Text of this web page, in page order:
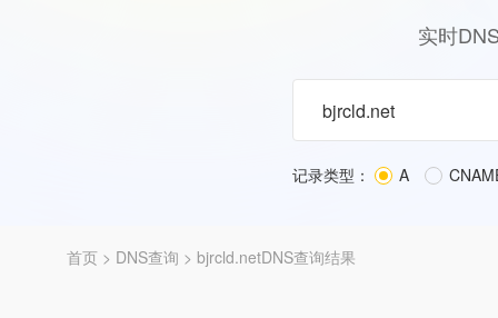
实时
记录类型： A
首页 > DNS查询 > bjrcld.netDNS查询结果